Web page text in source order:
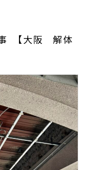
【大阪 解体